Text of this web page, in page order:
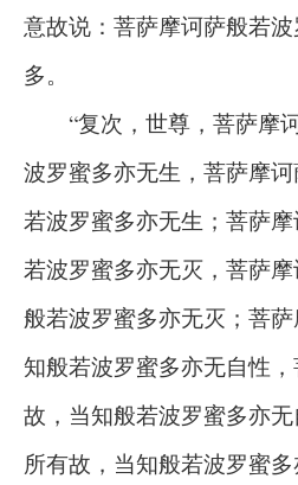
意故说：菩萨摩诃萨般若
多。
“复次，世尊，菩萨摩
波罗蜜多亦无生，菩萨摩
若波罗蜜多亦无生；菩萨
若波罗蜜多亦无灭，菩萨
般若波罗蜜多亦无灭；菩
知般若波罗蜜多亦无自性
故，当知般若波罗蜜多亦
所有故，当知般若波罗蜜